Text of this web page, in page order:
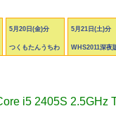
5月20日(金)分
つくもたんうちわ
5月21日(土)分
WHS2011深夜
i5 2405S 2.5GHz